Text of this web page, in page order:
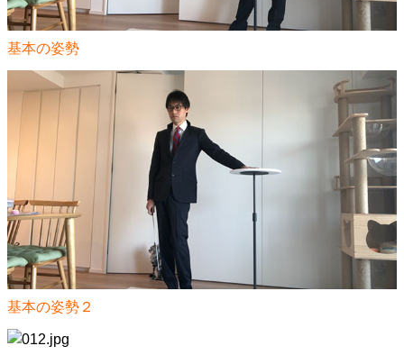
基本の姿勢
基本の姿勢２